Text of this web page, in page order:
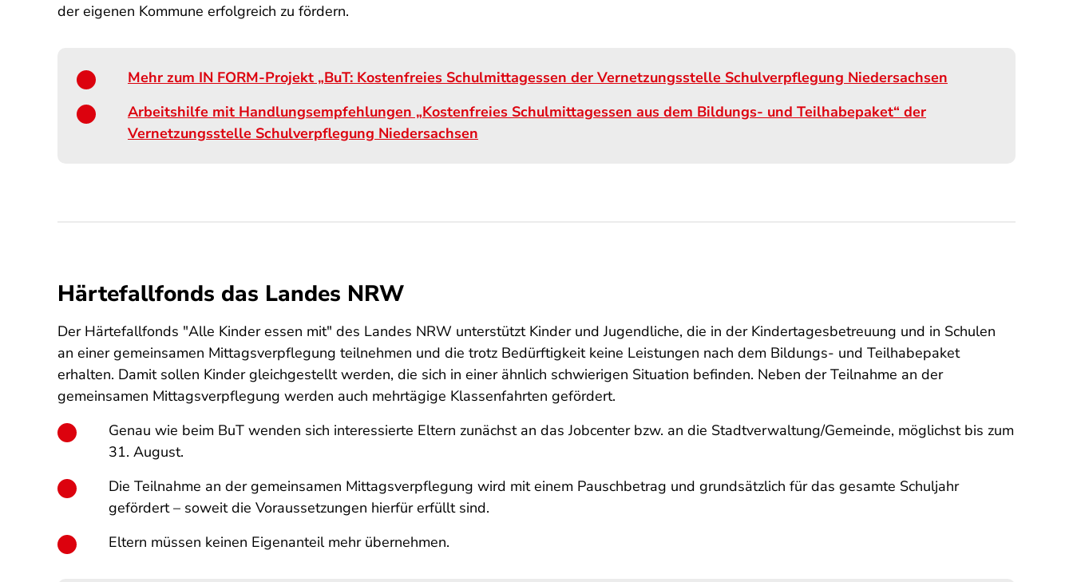
der eigenen Kommune erfolgreich zu fördern.
Mehr zum IN FORM-Projekt „BuT: Kostenfreies Schulmittagessen der Vernetzungsstelle Schulverpflegung Niedersachsen
Arbeitshilfe mit Handlungsempfehlungen „Kostenfreies Schulmittagessen aus dem Bildungs- und Teilhabepaket“ der
Vernetzungsstelle Schulverpflegung Niedersachsen
Härtefallfonds das Landes NRW
Der Härtefallfonds "Alle Kinder essen mit" des Landes NRW unterstützt Kinder und Jugendliche, die in der Kindertagesbetreuung und in Schulen
an einer gemeinsamen Mittagsverpflegung teilnehmen und die trotz Bedürftigkeit keine Leistungen nach dem Bildungs- und Teilhabepaket
erhalten. Damit sollen Kinder gleichgestellt werden, die sich in einer ähnlich schwierigen Situation befinden. Neben der Teilnahme an der
gemeinsamen Mittagsverpflegung werden auch mehrtägige Klassenfahrten gefördert.
Genau wie beim BuT wenden sich interessierte Eltern zunächst an das Jobcenter bzw. an die Stadtverwaltung/Gemeinde, möglichst bis zum
31. August.
Die Teilnahme an der gemeinsamen Mittagsverpflegung wird mit einem Pauschbetrag und grundsätzlich für das gesamte Schuljahr
gefördert – soweit die Voraussetzungen hierfür erfüllt sind.
Eltern müssen keinen Eigenanteil mehr übernehmen.